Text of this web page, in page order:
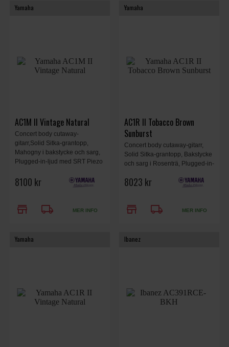
Yamaha
AC1M II Vintage Natural
Concert body cutaway-
gitarr,Solid Sitka-grantopp,
Mahogny i bakstycke och sarg,
Plugged-in-ljud med SRT Piezo
8100 kr
store local_shipping MER INFO
Yamaha
AC1R II Tobacco Brown
Sunburst
Concert body cutaway-gitarr,
Solid Sitka-grantopp, Bakstycke
och sarg i Rosenträ, Plugged-in-
Elixir Strängar, Tobacco Brown
8023 kr
store local_shipping MER INFO
Yamaha Ibanez